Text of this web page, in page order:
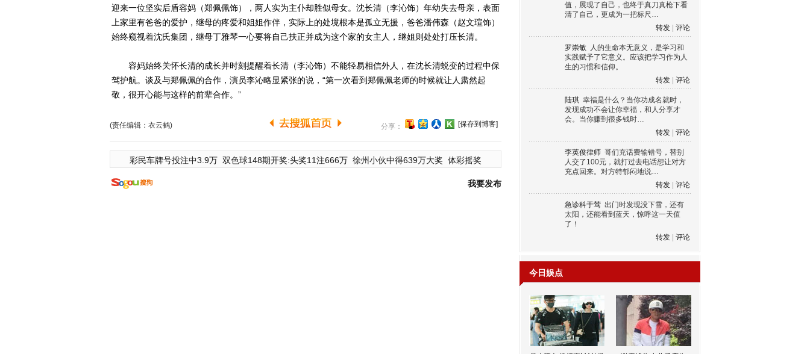
迎来一位坚实后盾容妈（郑佩佩饰），两人实为主仆却胜似母女。沈长清（李沁饰）年幼失去母亲，表面
上家里有爸爸的爱护，继母的疼爱和姐姐作伴，实际上的处境根本是孤立无援，爸爸潘伟森（赵文瑄饰）
始终窥视着沈氏集团，继母丁雅琴一心要将自己扶正并成为这个家的女主人，继姐则处处打压长清。
容妈始终关怀长清的成长并时刻提醒着长清（李沁饰）不能轻易相信外人，在沈长清蜕变的过程中保
驾护航。谈及与郑佩佩的合作，演员李沁略显紧张的说，“第一次看到郑佩佩老师的时候就让人肃然起
敬，很开心能与这样的前辈合作。”
(责任编辑：衣云鹤) 分享： [保存到博客]
彩民车牌号投注中3.9万 双色球148期开奖:头奖11注666万 徐州小伙中得639万大奖 体彩摇奖
我要发布
值，展现了自己，也终于真刀真枪下看
清了自己，更成为一把标尺…
转发
评论
罗崇敏 人的生命本无意义，是学习和
实践赋予了它意义。应该把学习作为人
生的习惯和信仰。
转发
评论
陆琪 幸福是什么？当你功成名就时，
发现成功不会让你幸福，和人分享才
会。当你赚到很多钱时…
转发
评论
李英俊律师 哥们充话费输错号，替别
人交了100元，就打过去电话想让对方
充点回来。对方特郁闷地说…
转发
评论
急诊科于莺 出门时发现没下雪，还有
太阳，还能看到蓝天，惊呼这一天值
了！
转发
评论
今日娱点